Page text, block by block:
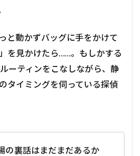
と動かずバッグに手をかけて
を見かけたら……。もしかする
ーティンをこなしながら、静
タイミングを伺っている探偵
の裏話はまだまだあるか